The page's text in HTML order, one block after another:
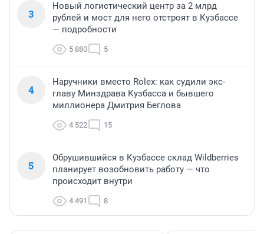
3
Новый логистический центр за 2 млрд
рублей и мост для него отстроят в Кузбассе
— подробности
5 880 5
4
Наручники вместо Rolex: как судили экс-
главу Минздрава Кузбасса и бывшего
миллионера Дмитрия Беглова
4 522 15
5
Обрушившийся в Кузбассе склад Wildberries
планирует возобновить работу — что
происходит внутри
4 491 8